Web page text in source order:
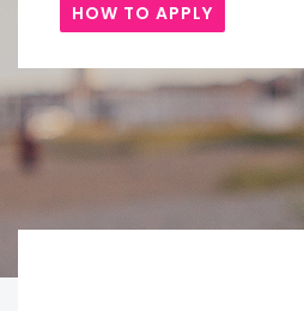
HOW TO APPLY